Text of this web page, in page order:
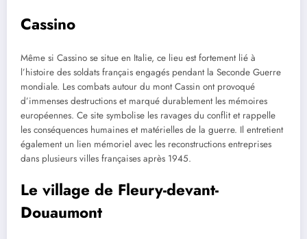
Cassino
Même si Cassino se situe en Italie, ce lieu est fortement lié à
l’histoire des soldats français engagés pendant la Seconde Guerre
mondiale. Les combats autour du mont Cassin ont provoqué
d’immenses destructions et marqué durablement les mémoires
européennes. Ce site symbolise les ravages du conflit et rappelle
les conséquences humaines et matérielles de la guerre. Il entretient
également un lien mémoriel avec les reconstructions entreprises
dans plusieurs villes françaises après 1945.
Le village de Fleury-devant-
Douaumont